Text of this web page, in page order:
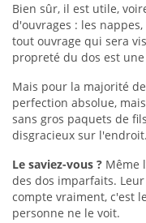
Bien sûr, il est utile,
d'ouvrages : les
tout ouvrage qui sera
propreté du dos est
Mais pour la majorité
perfection absolue,
sans gros paquets de
disgracieux sur
Le saviez-vous ? Même
des dos imparfaits.
compte vraiment, c'est
personne ne le voit.